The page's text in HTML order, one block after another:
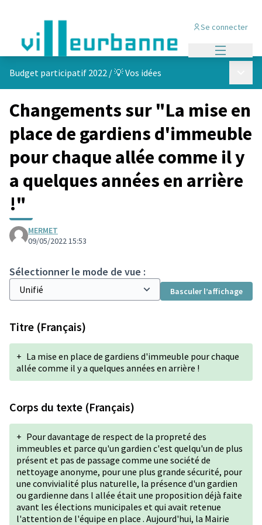
Se connecter
Budget participatif 2022 /💡 Vos idées
Changements sur "La mise en
place de gardiens d'immeuble
pour chaque allée comme il y
a quelques années en arrière
!"
MERMET
09/05/2022 15:53
Sélectionner le mode de vue :
Basculer l’affichage
Titre (Français)
+ La mise en place de gardiens d'immeuble pour chaque
allée comme il y a quelques années en arrière !
Corps du texte (Français)
+ Pour davantage de respect de la propreté des
immeubles et parce qu'un gardien c'est quelqu'un de plus
présent et pas de passage comme une société de
nettoyage anonyme, pour une plus grande sécurité, pour
une convivialité plus naturelle, la présence d'un gardien
ou gardienne dans l allée était une proposition déjà faite
avant les élections municipales et qui avait retenue
l'attention de l'équipe en place . Aujourd'hui, la Mairie